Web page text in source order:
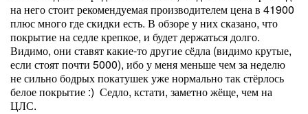
на него стоит рекомендуемая производителем цена в 41900
плюс много где скидки есть. В обзоре у них сказано, что
покрытие на седле крепкое, и будет держаться долго.
Видимо, они ставят какие-то другие сёдла (видимо крутые,
если стоят почти 5000), ибо у меня меньше чем за неделю
не сильно бодрых покатушек уже нормально так стёрлось
белое покрытие :) Седло, кстати, заметно жёще, чем на
ЦЛС.